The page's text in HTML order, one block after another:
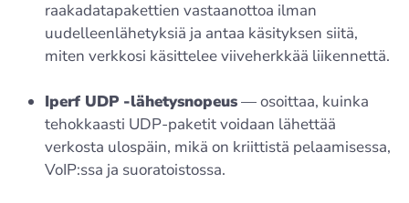
raakadatapakettien vastaanottoa ilman
uudelleenlähetyksiä ja antaa käsityksen siitä,
miten verkkosi käsittelee viiveherkkää liikennettä.
Iperf UDP -lähetysnopeus— osoittaa, kuinka
tehokkaasti UDP-paketit voidaan lähettää
verkosta ulospäin, mikä on kriittistä pelaamisessa,
VoIP:ssa ja suoratoistossa.